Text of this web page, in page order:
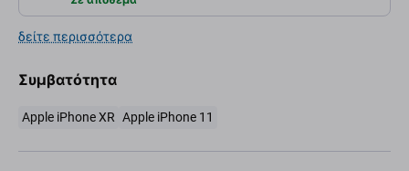
δείτε περισσότερα
Συμβατότητα
Apple iPhone XR Apple iPhone 11